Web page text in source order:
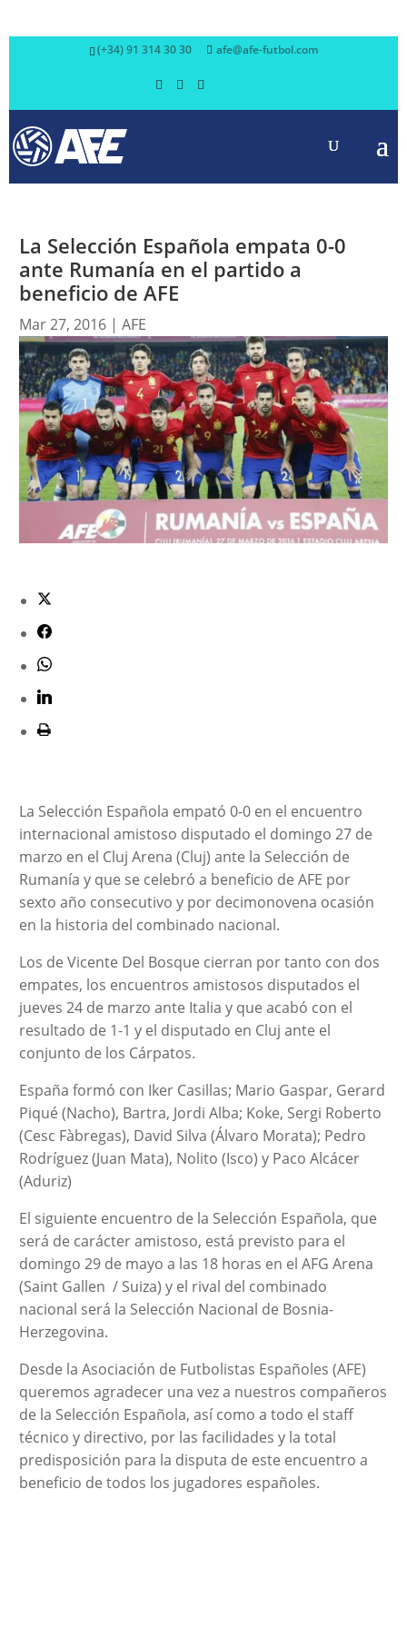
(+34) 91 314 30 30 afe@afe-futbol.com
La Selección Española empata 0-0
ante Rumanía en el partido a
beneficio de AFE
Mar 27, 2016| AFE
La Selección Española empató 0-0 en el encuentro
internacional amistoso disputado el domingo 27 de
marzo en el Cluj Arena (Cluj) ante la Selección de
Rumanía y que se celebró a beneficio de AFE por
sexto año consecutivo y por decimonovena ocasión
en la historia del combinado nacional.
Los de Vicente Del Bosque cierran por tanto con dos
empates, los encuentros amistosos disputados el
jueves 24 de marzo ante Italia y que acabó con el
resultado de 1-1 y el disputado en Cluj ante el
conjunto de los Cárpatos.
España formó con Iker Casillas; Mario Gaspar, Gerard
Piqué (Nacho), Bartra, Jordi Alba; Koke, Sergi Roberto
(Cesc Fàbregas), David Silva (Álvaro Morata); Pedro
Rodríguez (Juan Mata), Nolito (Isco) y Paco Alcácer
(Aduriz)
El siguiente encuentro de la Selección Española, que
será de carácter amistoso, está previsto para el
domingo 29 de mayo a las 18 horas en el AFG Arena
(Saint Gallen / Suiza) y el rival del combinado
nacional será la Selección Nacional de Bosnia-
Herzegovina.
Desde la Asociación de Futbolistas Españoles (AFE)
queremos agradecer una vez a nuestros compañeros
de la Selección Española, así como a todo el staff
técnico y directivo, por las facilidades y la total
predisposición para la disputa de este encuentro a
beneficio de todos los jugadores españoles.